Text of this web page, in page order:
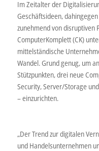
Im Zeitalter der
Geschäftsideen,
zunehmend von disruptiven
ComputerKomplett (CK)
mittelständische
Wandel. Grund genug, um
Stützpunkten, drei neue
Security, Server/Storage
– einzurichten.
„Der Trend zur digitalen
und Handelsunternehmen